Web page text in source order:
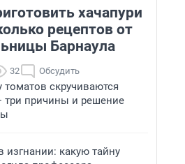
хачапури
рецептов от
Барнаула
32 Обсудить
томатов скручиваются
три причины и решение
изгнании: какую тайну